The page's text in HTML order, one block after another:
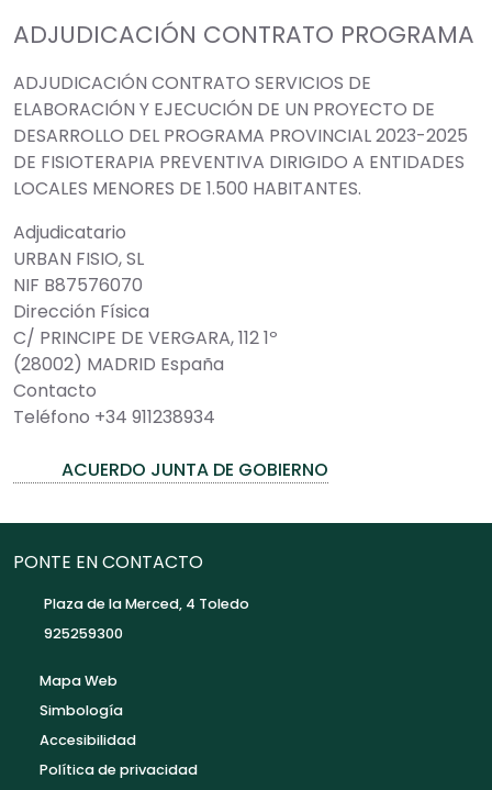
ADJUDICACIÓN CONTRATO PROGRAMA
ADJUDICACIÓN CONTRATO SERVICIOS DE
ELABORACIÓN Y EJECUCIÓN DE UN PROYECTO DE
DESARROLLO DEL PROGRAMA PROVINCIAL 2023-2025
DE FISIOTERAPIA PREVENTIVA DIRIGIDO A ENTIDADES
LOCALES MENORES DE 1.500 HABITANTES.
Adjudicatario
URBAN FISIO, SL
NIF B87576070
Dirección Física
C/ PRINCIPE DE VERGARA, 112 1º
(28002) MADRID España
Contacto
Teléfono +34 911238934
ACUERDO JUNTA DE GOBIERNO
PONTE EN CONTACTO
Plaza de la Merced, 4 Toledo
925259300
Mapa Web
Simbología
Accesibilidad
Política de privacidad